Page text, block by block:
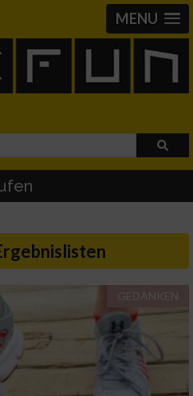
MENU
GEDANKEN